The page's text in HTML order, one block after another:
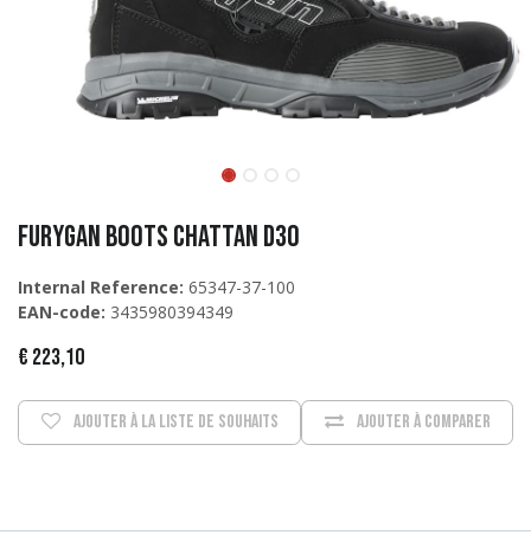
Furygan Boots Chattan D3O
Internal Reference: 65347-37-100
EAN-code: 3435980394349
€ 223,10
Ajouter à comparer
Ajouter à la liste de souhaits